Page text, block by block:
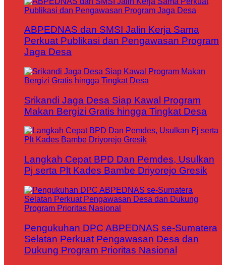
ABPEDNAS dan SMSI Jalin Kerja Sama
Perkuat Publikasi dan Pengawasan Program
Jaga Desa
Srikandi Jaga Desa Siap Kawal Program
Makan Bergizi Gratis hingga Tingkat Desa
Langkah Cepat BPD Dan Pemdes, Usulkan
Pj serta Plt Kades Bambe Driyorejo Gresik
Pengukuhan DPC ABPEDNAS se-Sumatera
Selatan Perkuat Pengawasan Desa dan
Dukung Program Prioritas Nasional